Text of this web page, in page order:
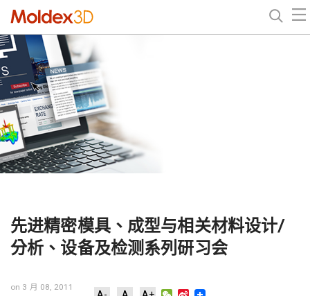
先进精密模具、成型与相关材料设计/
分析、设备及检测系列研习会
on 3 月 08, 2011